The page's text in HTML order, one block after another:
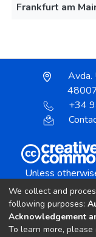
Frankfurt am
Avda.
+34
Unless
Creative
We collect and
following purposes:
Acknowledgement
To learn more, please